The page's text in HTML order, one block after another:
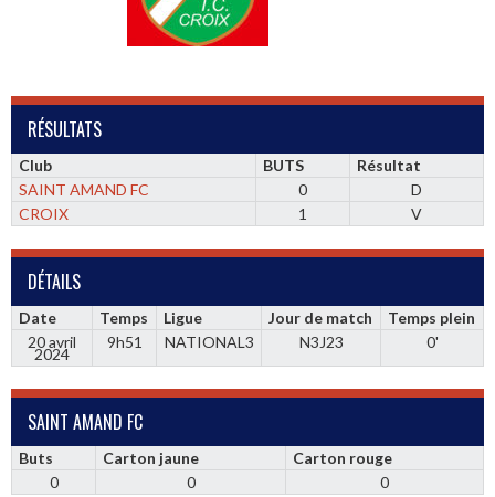
RÉSULTATS
Club BUTS
Résultat
SAINT AMAND FC
0
D
CROIX
1 V
DÉTAILS
Date Temps Ligue Jour de match
Temps plein
20 avril
2024
9h51 NATIONAL3 N3J23 0'
SAINT AMAND FC
Buts Carton jaune
Carton rouge
0
0 0